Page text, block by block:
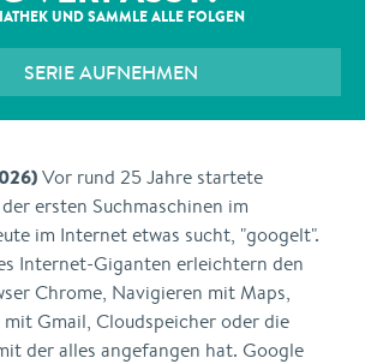
UND SAMMLE ALLE FOLGEN
SERIE AUFNEHMEN
Vor rund 25 Jahre startete
ersten Suchmaschinen im
im Internet etwas sucht, "googelt".
Internet-Giganten erleichtern den
Chrome, Navigieren mit Maps,
Gmail, Cloudspeicher oder die
der alles angefangen hat. Google